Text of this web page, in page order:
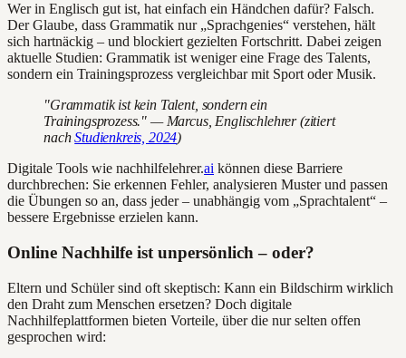
Wer in Englisch gut ist, hat einfach ein Händchen dafür? Falsch.
Der Glaube, dass Grammatik nur „Sprachgenies“ verstehen, hält
sich hartnäckig – und blockiert gezielten Fortschritt. Dabei zeigen
aktuelle Studien: Grammatik ist weniger eine Frage des Talents,
sondern ein Trainingsprozess vergleichbar mit Sport oder Musik.
"Grammatik ist kein Talent, sondern ein
Trainingsprozess." — Marcus, Englischlehrer (zitiert
nachStudienkreis, 2024)
Digitale Tools wie nachhilfelehrer.ai können diese Barriere
durchbrechen: Sie erkennen Fehler, analysieren Muster und passen
die Übungen so an, dass jeder – unabhängig vom „Sprachtalent“ –
bessere Ergebnisse erzielen kann.
Online Nachhilfe ist unpersönlich – oder?
Eltern und Schüler sind oft skeptisch: Kann ein Bildschirm wirklich
den Draht zum Menschen ersetzen? Doch digitale
Nachhilfeplattformen bieten Vorteile, über die nur selten offen
gesprochen wird: